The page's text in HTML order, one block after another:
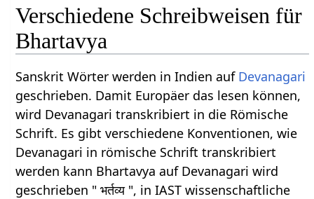
Verschiedene Schreibweisen für
Bhartavya
Sanskrit Wörter werden in Indien auf Devanagari
geschrieben. Damit Europäer das lesen können,
wird Devanagari transkribiert in die Römische
Schrift. Es gibt verschiedene Konventionen, wie
Devanagari in römische Schrift transkribiert
werden kann Bhartavya auf Devanagari wird
geschrieben " भर्तव्य ", in IAST wissenschaftliche